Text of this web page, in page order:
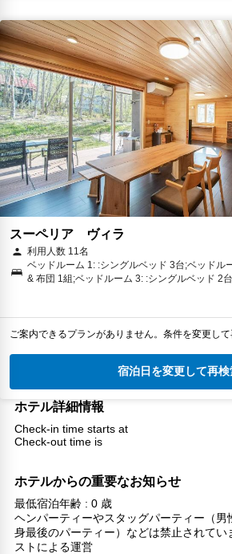
スーペリア ヴィラ
利用人数 11名
ベッドルーム 1: :シングルベッド 3台;ベッドル
& 布団 1組;ベッドルーム 3: :シングルベッド 2台
ご案内できるプランがありません。条件を変更して
宿泊日を変更して再検
ホテル詳細情報
Check-in time starts at
Check-out time is
ホテルからの重要なお知らせ
最低宿泊年齢 : 0 歳
ヘンパーティーやスタッグパーティー（男
身最後のパーティー）などは禁止されてい
ストによる運営